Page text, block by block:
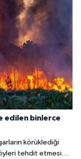
edilen binlerce
körüklediği
tehdit etmesi